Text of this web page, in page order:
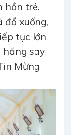
hồn trẻ.
đổ xuống,
tục lớn
hăng say
Mừng